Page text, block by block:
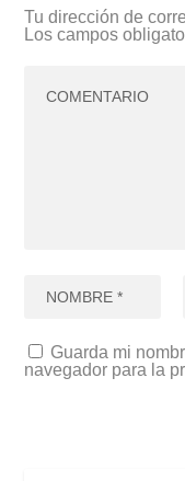
Tu dirección de
Los campos
Guarda mi
navegador para la